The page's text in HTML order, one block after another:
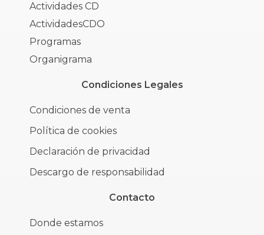
Actividades CD
ActividadesCDO
Programas
Organigrama
Condiciones Legales
Condiciones de venta
Política de cookies
Declaración de privacidad
Descargo de responsabilidad
Contacto
Donde estamos